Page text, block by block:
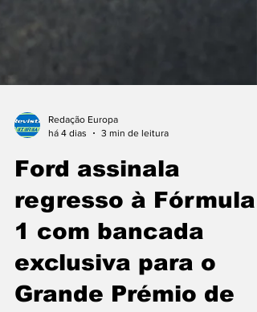
Ford assinala
regresso à Fórmula
1 com bancada
exclusiva para o